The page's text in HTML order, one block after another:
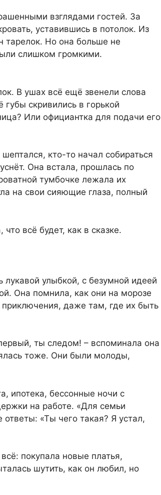
взглядами гостей. За
уставившись в потолок. Из
тарелок. Но она больше не
слишком громкими.
В ушах всё ещё звенели слова
скривились в горькой
Или официантка для подачи его
кто-то начал собираться
Она встала, прошлась по
тумбочке лежала их
на свои сияющие глаза, полный
всё будет, как в сказке.
улыбкой, с безумной идеей
Она помнила, как они на морозе
приключения, даже там, где их быть
ты следом! – вспоминала она
тоже. Они были молоды,
ипотека, бессонные ночи с
на работе. «Для семьи
«Ты чего такая? Я устал,
покупала новые платья,
шутить, как он любил, но